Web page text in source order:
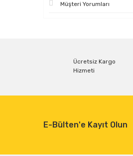
Müşteri Yorumları
Ücretsiz Kargo
Hizmeti
E-Bülten'e Kayıt Olun